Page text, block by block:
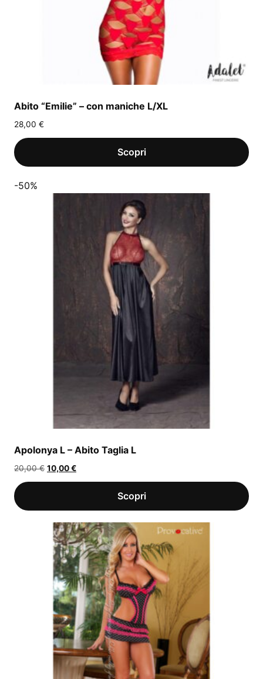
Abito “Emilie” – con maniche L/XL
28,00 €
-50%
Apolonya L – Abito Taglia L
20,00€ Il
prezzo
10,00€Il
prezzo